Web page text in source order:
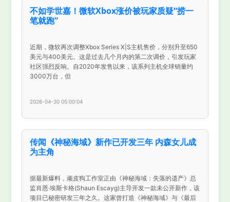
不如学世嘉！微软Xbox涨价被玩家质疑“捞一
笔就跑”
近期，微软再次调整Xbox Series X|S主机售价，分别升至650
美元与400美元。这是过去几个月内的第二次调价，引发玩家
社区强烈反响。自2020年发售以来，该系列主机全球销量约
3000万台，但
2026-04-30 05:00:04
传闻《神秘海域》新作已开发三年 内森女儿成
为主角
据最新爆料，顽皮狗工作室正由《神秘海域：失落的遗产》总
监肖恩·埃斯卡格(Shaun Escayg)主导开发一款未公开新作，该
项目已秘密研发三年之久。这家曾打造《神秘海域》与《最后